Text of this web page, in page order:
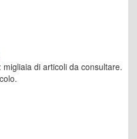
di articoli da consultare.